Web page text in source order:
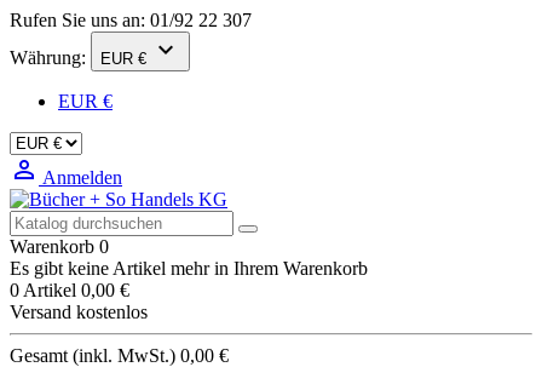
Rufen Sie uns an: 01/92 22 307
Währung:
EUR € 
EUR €
 Anmelden
Warenkorb 0
Es gibt keine Artikel mehr in Ihrem Warenkorb
0 Artikel 0,00 €
Versand kostenlos
Gesamt (inkl. MwSt.) 0,00 €